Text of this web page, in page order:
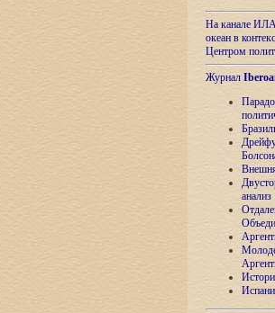
На канале
океан в
Центром
Журнал
анализ